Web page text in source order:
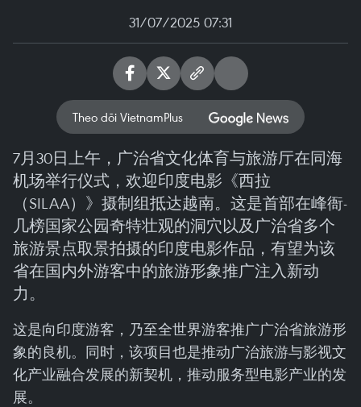
31/07/2025 07:31
Theo dõi VietnamPlus
7月30日上午，广治省文化体育与旅游厅在同海
机场举行仪式，欢迎印度电影《西拉
（SILAA）》摄制组抵达越南。这是首部在峰衙-
几榜国家公园奇特壮观的洞穴以及广治省多个
旅游景点取景拍摄的印度电影作品，有望为该
省在国内外游客中的旅游形象推广注入新动
力。
这是向印度游客，乃至全世界游客推广广治省旅游形
象的良机。同时，该项目也是推动广治旅游与影视文
化产业融合发展的新契机，推动服务型电影产业的发
展。